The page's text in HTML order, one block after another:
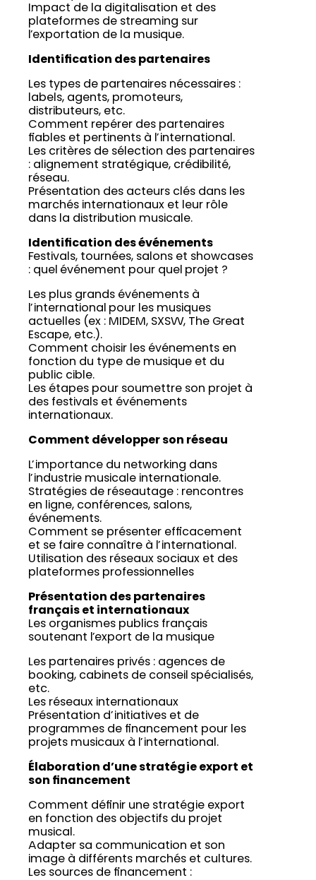
Impact de la digitalisation et des
plateformes de streaming sur
l’exportation de la musique.
Identification des partenaires
Les types de partenaires nécessaires :
labels, agents, promoteurs,
distributeurs, etc.
Comment repérer des partenaires
fiables et pertinents à l’international.
Les critères de sélection des partenaires
: alignement stratégique, crédibilité,
réseau.
Présentation des acteurs clés dans les
marchés internationaux et leur rôle
dans la distribution musicale.
Identification des événements
Festivals, tournées, salons et showcases
: quel événement pour quel projet ?
Les plus grands événements à
l’international pour les musiques
actuelles (ex : MIDEM, SXSW, The Great
Escape, etc.).
Comment choisir les événements en
fonction du type de musique et du
public cible.
Les étapes pour soumettre son projet à
des festivals et événements
internationaux.
Comment développer son réseau
L’importance du networking dans
l’industrie musicale internationale.
Stratégies de réseautage : rencontres
en ligne, conférences, salons,
événements.
Comment se présenter efficacement
et se faire connaître à l’international.
Utilisation des réseaux sociaux et des
plateformes professionnelles
Présentation des partenaires
français et internationaux
Les organismes publics français
soutenant l’export de la musique
Les partenaires privés : agences de
booking, cabinets de conseil spécialisés,
etc.
Les réseaux internationaux
Présentation d’initiatives et de
programmes de financement pour les
projets musicaux à l’international.
Élaboration d’une stratégie export et
son financement
Comment définir une stratégie export
en fonction des objectifs du projet
musical.
Adapter sa communication et son
image à différents marchés et cultures.
Les sources de financement :